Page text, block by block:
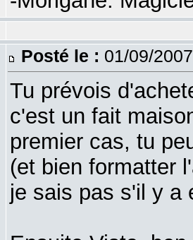
Posté le : 01/09/
Tu prévois
c'est un fait
premier cas, tu
(et bien formatter
je sais pas s'il y a